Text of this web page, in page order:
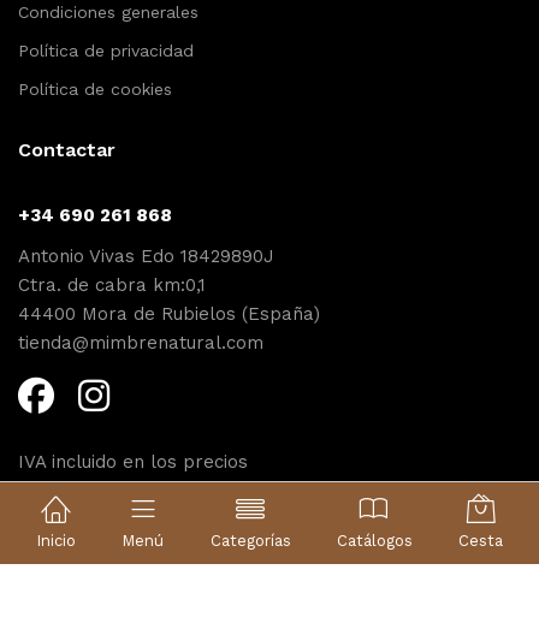
Inicio Menú Categorías Catálogos Cesta
Condiciones generales
Política de privacidad
Política de cookies
Contactar
+34 690 261 868
Antonio Vivas Edo 18429890J
Ctra. de cabra km:0,1
44400 Mora de Rubielos (España)
tienda@mimbrenatural.com
IVA incluido en los precios
Diseño web Proyecta